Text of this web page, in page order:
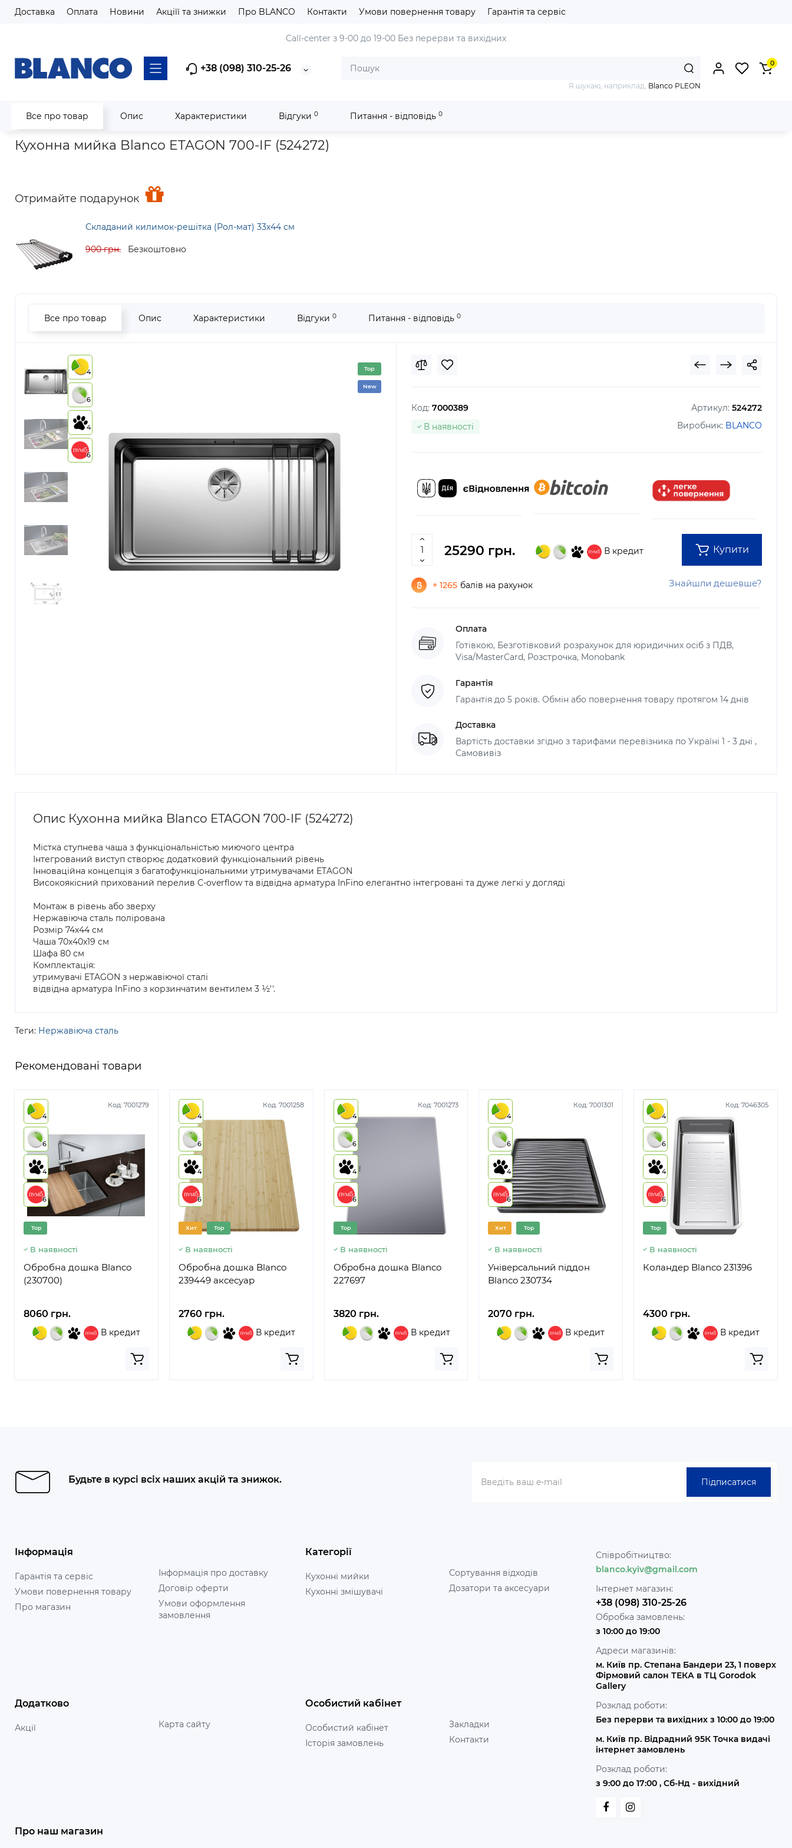
Доставка Оплата Новини Акціїї та знижки Про BLANCO Контакти Умови повернення товару Гарантія та сервіс
Сall-center з 9-00 до 19-00 Без перерви та вихідних
+38 (098) 310-25-26
Я шукаю, наприклад, Blanco PLEON
0
Все про товар Опис Характеристики Відгуки 0 Питання - відповідь 0
Головна Мийки кухонні Мийки з нержавіючої сталі Кухонна мийка Blanco ETAGON 700-IF (524272)
Кухонна мийка Blanco ETAGON 700-IF (524272)
Отримайте подарунок
Складаний килимок-решітка (Рол-мат) 33х44 см
900 грн. Безкоштовно
Все про товар Опис Характеристики Відгуки 0 Питання - відповідь 0
4
6
4
6
Top
New
Код: 7000389 Артикул: 524272
Виробник: BLANCO
В наявності
25290 грн. В кредит Купити
+ 1265 балів на рахунок Знайшли дешевше?
Оплата
Готівкою, Безготівковий розрахунок для юридичних осіб з ПДВ,
Visa/MasterCard, Розстрочка, Monobank
Гарантія
Гарантія до 5 років. Обмін або повернення товару протягом 14 днів
Доставка
Вартість доставки згідно з тарифами перевізника по Україні 1 - 3 дні ,
Самовивіз
Опис Кухонна мийка Blanco ETAGON 700-IF (524272)
Містка ступнева чаша з функціональністью миючого центра
Інтегрований виступ створює додатковий функціональний рівень
Інноваційна концепція з багатофункціональними утримувачами ETAGON
Високоякісний прихований перелив C-overflow та відвідна арматура InFino елегантно інтегровані та дуже легкі у догляді
Монтаж в рівень або зверху
Нержавіюча сталь полірована
Розмір 74х44 см
Чаша 70х40х19 см
Шафа 80 см
Комплектація:
утримувачі ETAGON з нержавіючої сталі
відвідна арматура InFino з корзинчатим вентилем 3 ½''.
Теги: Нержавіюча сталь
Рекомендовані товари
Код: 7001279
4
6
4
6
Top
В наявності
Обробна дошка Blanco
(230700)
8060 грн.
В кредит
Код: 7001258
4
6
4
6
Хит Top
В наявності
Обробна дошка Blanco
239449 аксесуар
2760 грн.
В кредит
Код:7001273
4
6
4
6
Top
В наявності
Обробна дошка Blanco
227697
3820 грн.
В кредит
Код:7001301
4
6
4
6
Хит Top
В наявності
Універсальний піддон
Blanco 230734
2070 грн.
В кредит
Код: 7046305
4
6
4
6
Top
В наявності
Коландер Blanco 231396
4300 грн.
В кредит
Будьте в курсі всіх наших акцій та знижок. Підписатися
Інформація
Гарантія та сервіс
Умови повернення товару
Про магазин
Інформація про доставку
Договір оферти
Умови оформлення
замовлення
Категорії
Кухонні мийки
Кухонні змішувачі
Сортування відходів
Дозатори та аксесуари
Додатково
Акції Карта сайту
Особистий кабінет
Особистий кабінет
Історія замовлень
Закладки
Контакти
Співробітництво:
blanco.kyiv@gmail.com
Інтернет магазин:
+38 (098) 310-25-26
Обробка замовлень:
з 10:00 до 19:00
Адреси магазинів:
м. Київ пр. Степана Бандери 23, 1 поверх
Фірмовий салон ТЕКА в ТЦ Gorodok
Gallery
Розклад роботи:
Без перерви та вихідних з 10:00 до 19:00
м. Київ пр. Відрадний 95К Точка видачі
інтернет замовлень
Розклад роботи:
з 9:00 до 17:00 , Сб-Нд - вихідний
Про наш магазин